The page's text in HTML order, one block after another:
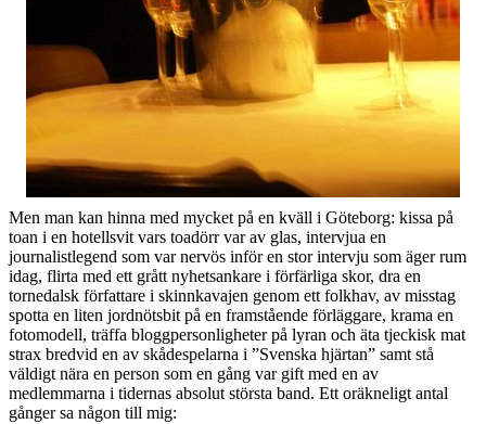
Men man kan hinna med mycket på en kväll i Göteborg: kissa på
toan i en hotellsvit vars toadörr var av glas, intervjua en
journalistlegend som var nervös inför en stor intervju som äger rum
idag, flirta med ett grått nyhetsankare i förfärliga skor, dra en
tornedalsk författare i skinnkavajen genom ett folkhav, av misstag
spotta en liten jordnötsbit på en framstående förläggare, krama en
fotomodell, träffa bloggpersonligheter på lyran och äta tjeckisk mat
strax bredvid en av skådespelarna i ”Svenska hjärtan” samt stå
väldigt nära en person som en gång var gift med en av
medlemmarna i tidernas absolut största band. Ett oräkneligt antal
gånger sa någon till mig: